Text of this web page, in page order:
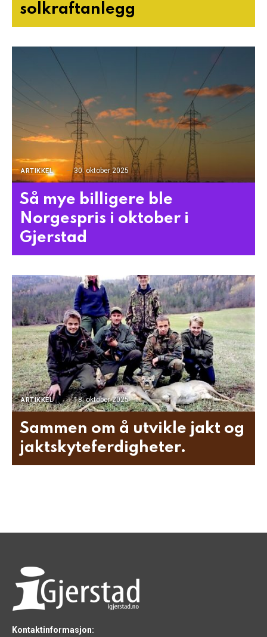
solkraftanlegg
ARTIKKEL 30. oktober 2025
Så mye billigere ble
Norgespris i oktober i
Gjerstad
ARTIKKEL 18. oktober 2025
Sammen om å utvikle jakt og
jaktskyteferdigheter.
Kontaktinformasjon: